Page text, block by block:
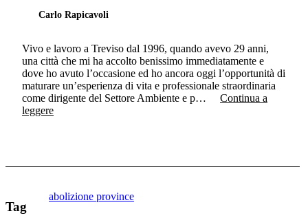
Carlo Rapicavoli
Vivo e lavoro a Treviso dal 1996, quando avevo 29 anni,
una città che mi ha accolto benissimo immediatamente e
dove ho avuto l’occasione ed ho ancora oggi l’opportunità di
maturare un’esperienza di vita e professionale straordinaria
come dirigente del Settore Ambiente e p…
Continua a
leggere
Tag
abolizione province